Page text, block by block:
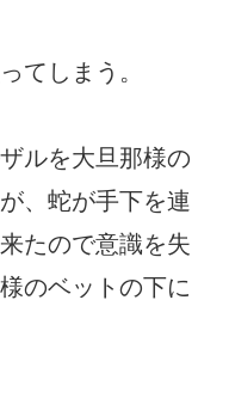
てしまう。
ルを大旦那様の
、蛇が手下を連
たので意識を失
のベットの下に